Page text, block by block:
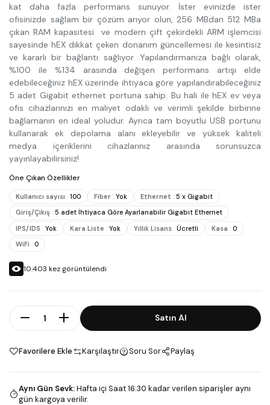
kat daha fazla performans sunuyor. İster evinizde ister
ofisinizde sağlam bir çözüm arıyor olun, 256 MBdan 512 MBa
çıkan RAM kapasitesi ve modern çift çekirdekli ARM işlemcisi
sayesinde hEX dikkat çeken donanım güncellemesi ile kesintisiz
ve kararlı bir bağlantı sağlıyor. Yapılandırmanıza bağlı olarak,
%100 ile %134 arasında değişen performans artışı elde
edebileceğiniz hEX üzerinde ihtiyaca göre yapılandırabileceğiniz
5 adet Gigabit ethernet portuna sahip. Bu hali ile hEX ev veya
ofis cihazlarınızı en maliyet odaklı ve verimli şekilde birbirine
bağlamanın en ideal yoludur. Ayrıca tam boyutlu USB portunu
kullanarak ek depolama alanı ekleyebilir ve yüksek kaliteli
medya içeriklerini cihazlarınız arasında sorunsuzca
yayınlayabilirsiniz!
Öne Çıkan Özellikler
Kullanıcı sayısı : 100 Fiber : Yok Ethernet : 5 x Gigabit
Giriş/Çıkış : 5 adet İhtiyaca Göre Ayarlanabilir Gigabit Ethernet
IPS/IDS : Yok Kara Liste : Yok Yıllık Lisans : Ücretli Kasa : 0
WiFi : 0
10.403 kez görüntülendi
Adet Satın Al
Favorilere Ekle Karşılaştır Soru Sor Paylaş
Aynı Gün Sevk:Hafta içi Saat 16:30 kadar verilen siparişler aynı
gün kargoya verilir.